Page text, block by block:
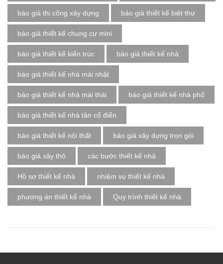
báo giá thi công xây dựng báo giá thiết kế biệt thự
báo giá thiết kế chung cư mini
báo giá thiết kế kiến trúc báo giá thiết kế nhà
báo giá thiết kế nhà mái nhật
báo giá thiết kế nhà mái thái báo giá thiết kế nhà phố
báo giá thiết kế nhà tân cổ điển
báo giá thiết kế nội thất báo giá xây dựng trọn gói
báo giá xây thô các bước thiết kế nhà
Hồ sơ thiết kế nhà nhiệm vụ thiết kế nhà
phương án thiết kế nhà Quy trình thiết kế nhà